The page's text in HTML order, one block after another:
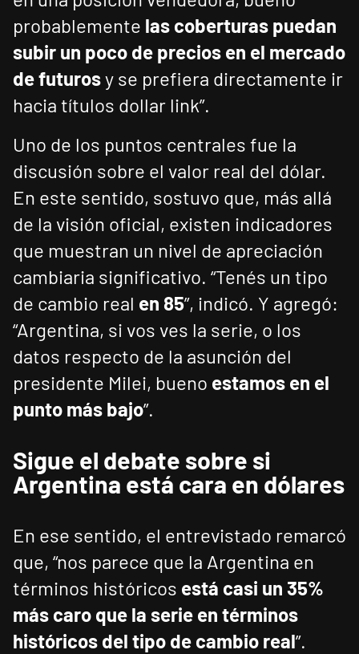
probablemente las coberturas puedan
subir un poco de precios en el mercado
de futurosy se prefiera directamente ir
hacia títulos dollar link”.
Uno de los puntos centrales fue la
discusión sobre el valor real del dólar.
En este sentido, sostuvo que, más allá
de la visión oficial, existen indicadores
que muestran un nivel de apreciación
cambiaria significativo. “Tenés un tipo
de cambio real en 85”, indicó. Y agregó:
“Argentina, si vos ves la serie, o los
datos respecto de la asunción del
presidente Milei, bueno estamos en el
punto más bajo”.
Sigue el debate sobre si
Argentina está cara en dólares
En ese sentido, el entrevistado remarcó
que, “nos parece que la Argentina en
términos históricos está casi un 35%
más caro que la serie en términos
históricos del tipo de cambio real”.